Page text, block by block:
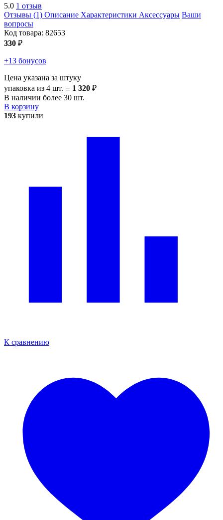
5.0 1 отзыв
Отзывы (1) Описание Характеристики Аксессуары Ваши
вопросы
Код товара: 82653
330 ₽
+13 бонусов
Цена указана за штуку
упаковка из 4 шт. = 1 320 ₽
В наличии более 30 шт.
В корзину
193 купили
К сравнению